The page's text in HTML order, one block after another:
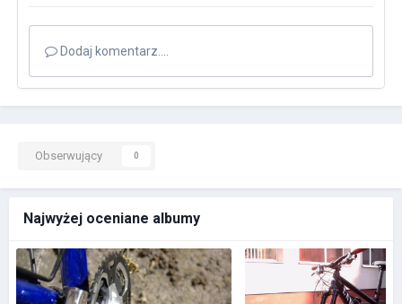
Dodaj komentarz....
Obserwujący 0
Najwyżej oceniane albumy